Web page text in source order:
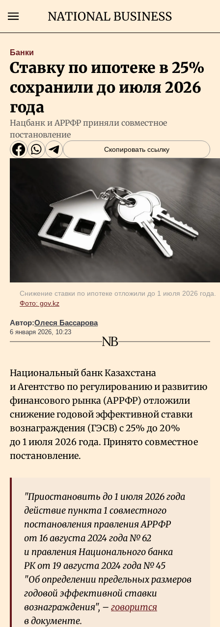
Главная
Экономика
Бизнес
Рынки
Геополитика
Исследования
Life & Arts
О нас
Все новости
Банки
Ставку по ипотеке в 25%
сохранили до июля 2026
года
Нацбанк и АРРФР приняли совместное
постановление
Скопировать ссылку
Снижение ставки по ипотеке отложили до 1 июля 2026 года.
Фото: gov.kz
Автор:Олеся Бассарова
6 января 2026, 10:23
Национальный банк Казахстана
и Агентство по регулированию и развитию
финансового рынка (АРРФР) отложили
снижение годовой эффективной ставки
вознаграждения (ГЭСВ) с 25% до 20%
до 1 июля 2026 года. Принято совместное
постановление.
"Приостановить до 1 июля 2026 года
действие пункта 1 совместного
постановления правления АРРФР
от 16 августа 2024 года № 62
и правления Национального банка
РК от 19 августа 2024 года № 45
"Об определении предельных размеров
годовой эффективной ставки
вознаграждения", – говорится
в документе.